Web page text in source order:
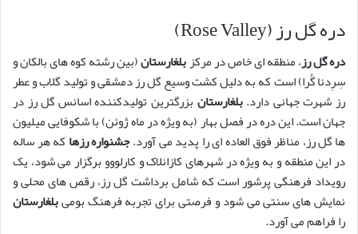
دره گل رز (Rose Valley)
دره گل رز، منطقه ای خاص در مرکزبلغارستان(بین رشته کوه های بالکان و
سِرِدنا گُرا) است که به دلیل کشت وسیع گل رز دمشقی و تولید گلاب و عطر
رز شهرت جهانی دارد.بلغارستان بزرگترین تولیدکننده اسانس گل رز در
جهان است. این دره در فصل بهار (به ویژه در ماه ژوئن) با شکوفایی میلیون
ها گل رز، مناظر فوق العاده ای را پدید می آورد.جشنواره رزها که هر ساله
در این منطقه و به ویژه در شهرهای کازانلاک و کارلووو برگزار می شود، یک
رویداد فرهنگی پرشور است که شامل برداشت گل رز، رقص های محلی و
نمایش های سنتی می شود و فرصتی برای تجربه فرهنگ بومیبلغارستان
را فراهم می آورد.